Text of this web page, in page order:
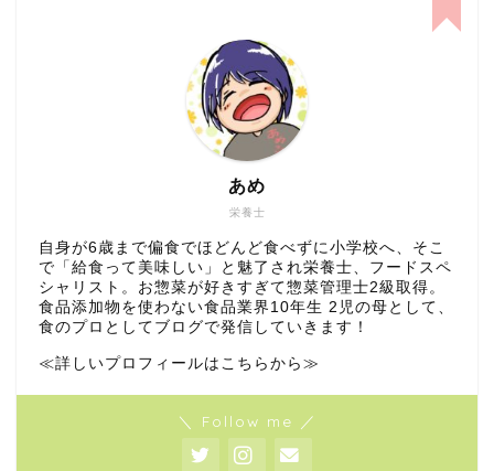
栄養士
あめ
自身が6歳まで偏食でほどんど食べずに小学校へ、そこ
で「給食って美味しい」と魅了され栄養士、フードスペ
シャリスト。お惣菜が好きすぎて惣菜管理士2級取得。
食品添加物を使わない食品業界10年生 2児の母として、
食のプロとしてブログで発信していきます！
≪詳しいプロフィールはこちらから≫
＼ Follow me ／